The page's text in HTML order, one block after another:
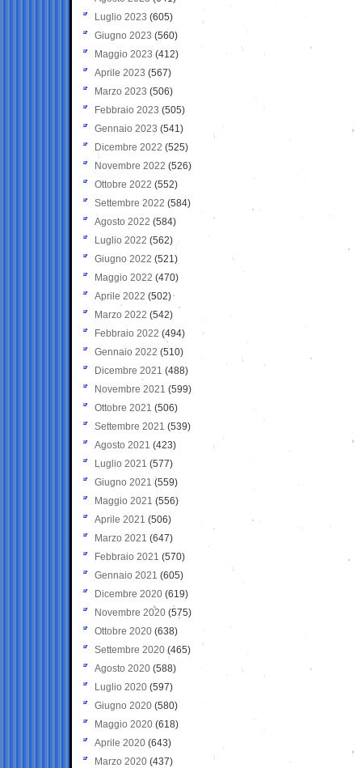
Luglio 2023 (605)
Giugno 2023 (560)
Maggio 2023 (412)
Aprile 2023 (567)
Marzo 2023 (506)
Febbraio 2023 (505)
Gennaio 2023 (541)
Dicembre 2022 (525)
Novembre 2022 (526)
Ottobre 2022 (552)
Settembre 2022 (584)
Agosto 2022 (584)
Luglio 2022 (562)
Giugno 2022 (521)
Maggio 2022 (470)
Aprile 2022 (502)
Marzo 2022 (542)
Febbraio 2022 (494)
Gennaio 2022 (510)
Dicembre 2021 (488)
Novembre 2021 (599)
Ottobre 2021 (506)
Settembre 2021 (539)
Agosto 2021 (423)
Luglio 2021 (577)
Giugno 2021(559)
Maggio 2021 (556)
Aprile 2021 (506)
Marzo 2021 (647)
Febbraio 2021 (570)
Gennaio 2021 (605)
Dicembre 2020 (619)
Novembre 2020 (575)
Ottobre 2020 (638)
Settembre 2020(465)
Agosto 2020 (588)
Luglio 2020 (597)
Giugno 2020 (580)
Maggio 2020 (618)
Aprile 2020 (643)
Marzo 2020 (437)